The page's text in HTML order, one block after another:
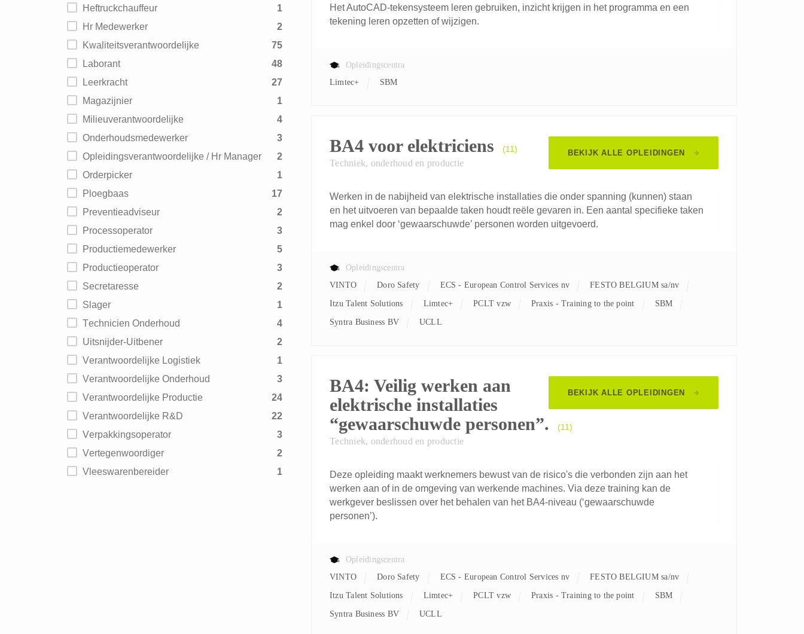
Heftruckchauffeur
1
Hr Medewerker
2
Kwaliteitsverantwoordelijke
75
Laborant
48
Leerkracht
27
Magazijnier
1
Milieuverantwoordelijke
4
Onderhoudsmedewerker
3
Opleidingsverantwoordelijke / Hr Manager
2
Orderpicker
1
Ploegbaas
17
Preventieadviseur
2
Processoperator
3
Productiemedewerker
5
Productieoperator
3
Secretaresse
2
Slager
1
Technicien Onderhoud
4
Uitsnijder-Uitbener
2
Verantwoordelijke Logistiek
1
Verantwoordelijke Onderhoud
3
Verantwoordelijke Productie
24
Verantwoordelijke R&D
22
Verpakkingsoperator
3
Vertegenwoordiger
2
Vleeswarenbereider
1
Het AutoCAD-tekensysteem leren gebruiken, inzicht krijgen in het programma en een
tekening leren opzetten of wijzigen.
Opleidingscentra
Limtec+
SBM
BEKIJK ALLE OPLEIDINGEN
BA4 voor elektriciens (11)
Techniek, onderhoud en productie
Werken in de nabijheid van elektrische installaties die onder spanning (kunnen) staan
en het uitvoeren van bepaalde taken houdt reële gevaren in. Een aantal specifieke taken
mag enkel door ‘gewaarschuwde’ personen worden uitgevoerd.
Opleidingscentra
VINTO
Doro Safety ECS - European Control Services nv FESTO BELGIUM sa/nv
Itzu Talent Solutions Limtec+ PCLT vzw Praxis - Training to the point SBM
Syntra Business BV UCLL
BEKIJK ALLE OPLEIDINGEN
BA4: Veilig werken aan
elektrische installaties
“gewaarschuwde personen”.
(11)
Techniek, onderhoud en productie
Deze opleiding maakt werknemers bewust van de risico's die verbonden zijn aan het
werken aan of in de omgeving van werkende machines. Via deze training kan de
werkgever beslissen over het behalen van het BA4-niveau (‘gewaarschuwde
personen’).
Opleidingscentra
VINTO
Doro Safety ECS - European Control Services nv FESTO BELGIUM sa/nv
Itzu Talent Solutions Limtec+ PCLT vzw Praxis - Training to the point SBM
Syntra Business BV UCLL